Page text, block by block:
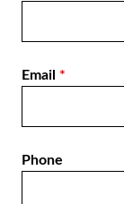
Email *
Phone